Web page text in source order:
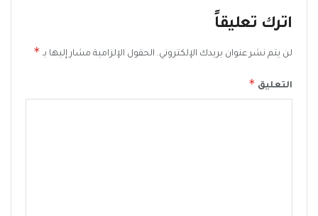
اترك تعليقاً
لن يتم نشر عنوان بريدك الإلكتروني. الحقول الإلزامية مشار إليها بـ *
التعليق *